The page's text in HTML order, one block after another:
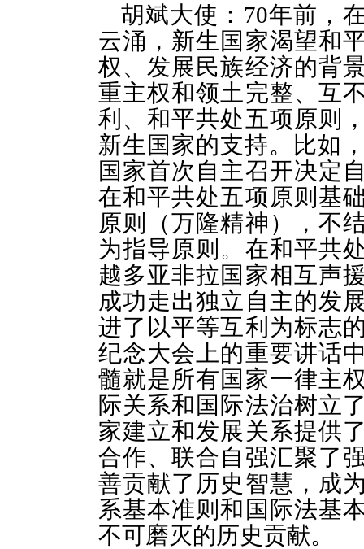
胡斌大使： 70年前，
云涌，新生国家渴望和
权、发展民族经济的背
重主权和领土完整、互
利、和平共处五项原则
新生国家的支持。比如
国家首次自主召开决定
在和平共处五项原则基
原则（万隆精神），不
为指导原则。在和平共
越多亚非拉国家相互声
成功走出独立自主的发
进了以平等互利为标志
纪念大会上的重要讲话
髓就是所有国家一律主
际关系和国际法治树立
家建立和发展关系提供
合作、联合自强汇聚了
善贡献了历史智慧，成
系基本准则和国际法基
不可磨灭的历史贡献。